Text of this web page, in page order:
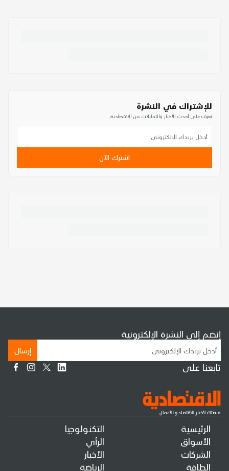
للإشتراك في النشرة
تعرف على أحدث الأخبار والتحليلات من الاقتصادية
اشترك الآن
الرئيسية
الأسواق
الشركات
الطاقة
التكنولوجيا
الرأي
الأخبار
الرياضة
إنضم إلى النشرة الإلكترونية
إرسال
تابعنا على